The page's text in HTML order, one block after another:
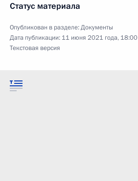
Статус материала
Опубликован в разделе:Документы
Дата публикации: 11 июня 2021 года, 18:00
Текстовая версия